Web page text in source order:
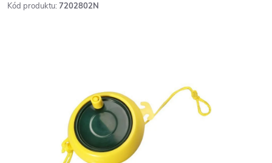
Kód produktu: 7202802N